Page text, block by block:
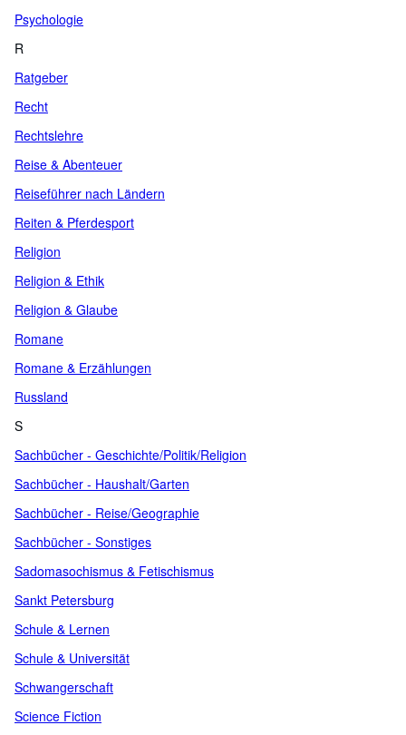
Psychologie
R
Ratgeber
Recht
Rechtslehre
Reise & Abenteuer
Reiseführer nach Ländern
Reiten & Pferdesport
Religion
Religion & Ethik
Religion & Glaube
Romane
Romane & Erzählungen
Russland
S
Sachbücher - Geschichte/Politik/Religion
Sachbücher - Haushalt/Garten
Sachbücher - Reise/Geographie
Sachbücher - Sonstiges
Sadomasochismus & Fetischismus
Sankt Petersburg
Schule & Lernen
Schule & Universität
Schwangerschaft
Science Fiction